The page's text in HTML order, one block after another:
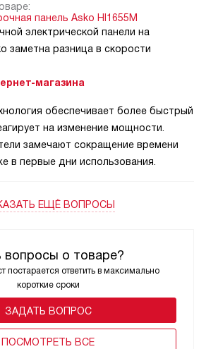
вопросы о товаре?
постарается ответить в максимально
короткие сроки
ЗАДАТЬ ВОПРОС
ПОCМОТРЕТЬ ВСЕ
панель Asko HI1655M
электрической панели на
заметна разница в скорости
магазина
обеспечивает более быстрый
на изменение мощности.
замечают сокращение времени
в первые дни использования.
ЕЩЁ ВОПРОСЫ